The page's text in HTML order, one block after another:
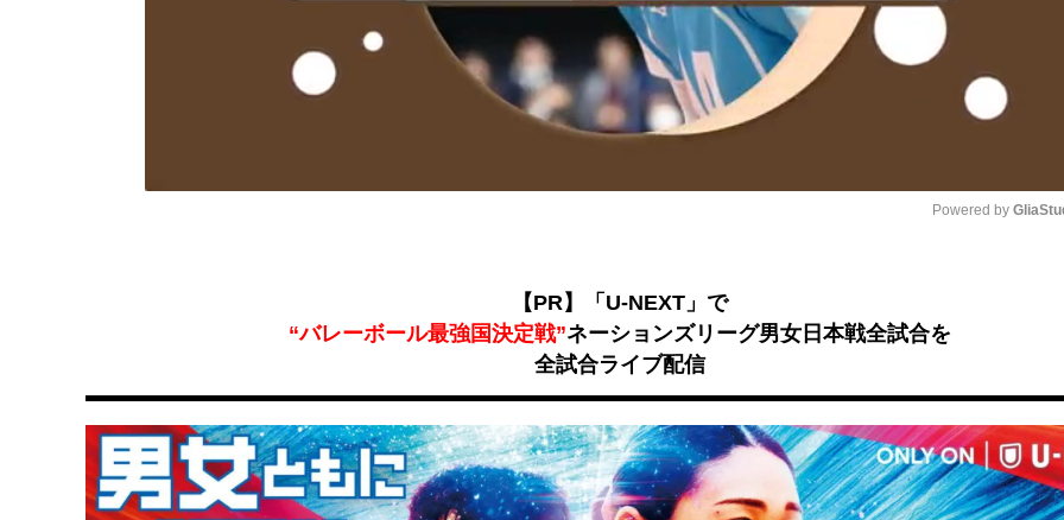
Powered by
【PR】「U-NEXT」で
“バレーボール最強国決定戦”ネーションズリーグ男女日本戦全試合を
全試合ライブ配信